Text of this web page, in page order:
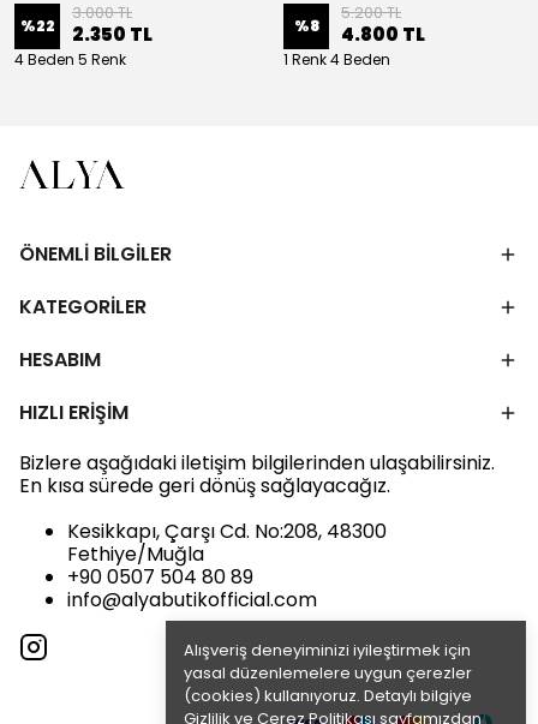
Alışveriş deneyiminizi iyileştirmek için
yasal düzenlemelere uygun çerezler
(cookies) kullanıyoruz. Detaylı bilgiye
Gizlilik ve Çerez Politikası sayfamızdan
%22
3.000 TL
2.350 TL
4 Beden 5 Renk
%8
5.200 TL
4.800 TL
1 Renk 4 Beden
ÖNEMLİ BİLGİLER
KATEGORİLER
HESABIM
HIZLI ERİŞİM
Bizlere aşağıdaki iletişim bilgilerinden ulaşabilirsiniz.
En kısa sürede geri dönüş sağlayacağız.
Kesikkapı, Çarşı Cd. No:208, 48300
Fethiye/Muğla
+90 0507 504 80 89
info@alyabutikofficial.com